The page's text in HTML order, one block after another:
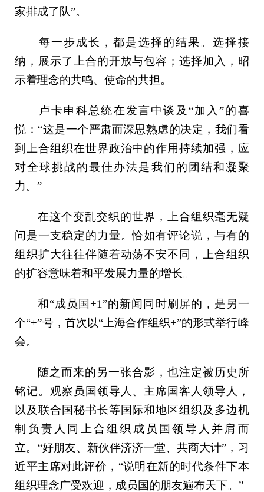
家排成了队”。
每一步成长，都是选择的结果。选择接
纳，展示了上合的开放与包容；选择加入，昭
示着理念的共鸣、使命的共担。
卢卡申科总统在发言中谈及“加入”的喜
悦：“这是一个严肃而深思熟虑的决定，我们看
到上合组织在世界政治中的作用持续加强，应
对全球挑战的最佳办法是我们的团结和凝聚
力。”
在这个变乱交织的世界，上合组织毫无疑
问是一支稳定的力量。恰如有评论说，与有的
组织扩大往往伴随着动荡不安不同，上合组织
的扩容意味着和平发展力量的增长。
和“成员国+1”的新闻同时刷屏的，是另一
个“+”号，首次以“上海合作组织+”的形式举行峰
会。
随之而来的另一张合影，也注定被历史所
铭记。观察员国领导人、主席国客人领导人，
以及联合国秘书长等国际和地区组织及多边机
制负责人同上合组织成员国领导人并肩而
立。“好朋友、新伙伴济济一堂、共商大计”，习
近平主席对此评价，“说明在新的时代条件下本
组织理念广受欢迎，成员国的朋友遍布天下。”